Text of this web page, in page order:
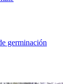
germinación